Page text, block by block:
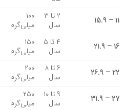
۱۱– ۲ تا ۳
سال
۱۰۰
میلی‌گرم
۱۶– ۴ تا ۵
سال
۱۵۰
میلی‌گرم
۲۲– ۶ تا ۸
سال
۲۰۰
میلی‌گرم
۲۷– ۹ تا ۱۰
سال
۲۵۰
میلی‌گرم